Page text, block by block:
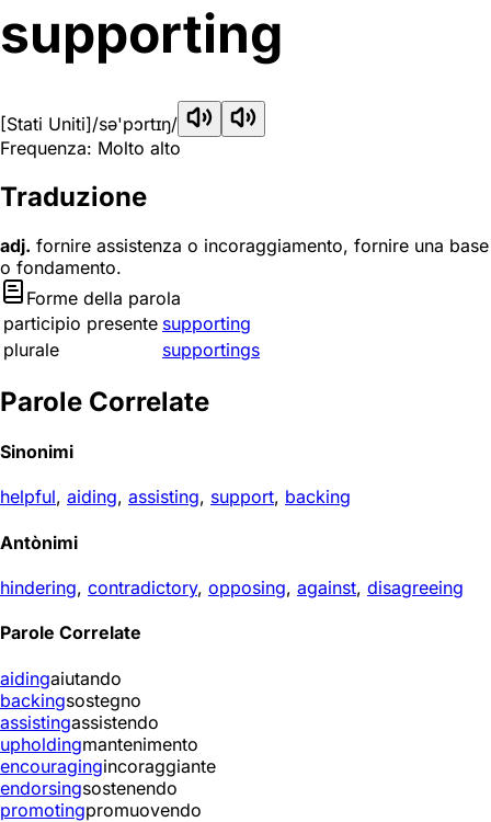
supporting
[Stati Uniti]/sə'pɔrtɪŋ/
Frequenza: Molto alto
Traduzione
adj. fornire assistenza o incoraggiamento, fornire una base
o fondamento.
Forme della parola
participio presente supporting
plurale
supportings
Parole Correlate
Sinonimi
helpful, aiding, assisting, support, backing
Antònimi
hindering, contradictory, opposing, against, disagreeing
Parole Correlate
aidingaiutando
backingsostegno
assistingassistendo
upholdingmantenimento
encouragingincoraggiante
endorsingsostenendo
promotingpromuovendo